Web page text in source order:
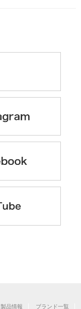
製品情報 ブランド一覧